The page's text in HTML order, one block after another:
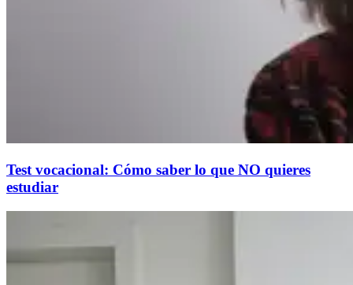
Test vocacional: Cómo saber lo que NO quieres
estudiar